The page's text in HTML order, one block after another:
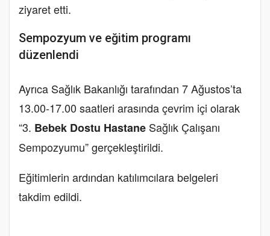
ziyaret etti.
Sempozyum ve eğitim programı
düzenlendi
Ayrıca Sağlık Bakanlığı tarafından 7 Ağustos’ta
13.00-17.00 saatleri arasında çevrim içi olarak
“3. Bebek Dostu Hastane Sağlık Çalışanı
Sempozyumu” gerçekleştirildi.
Eğitimlerin ardından katılımcılara belgeleri
takdim edildi.